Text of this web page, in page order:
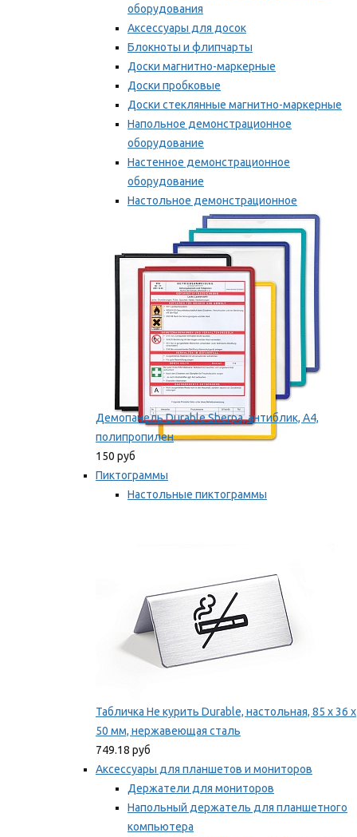
оборудования
Аксессуары для досок
Блокноты и флипчарты
Доски магнитно-маркерные
Доски пробковые
Доски стеклянные магнитно-маркерные
Напольное демонстрационное
оборудование
Настенное демонстрационное
оборудование
Настольное демонстрационное
оборудование
Мы рекомендуем
Демопанель Durable Sherpa, антиблик, А4,
полипропилен
150 руб
Пиктограммы
Настольные пиктограммы
Табличка Не курить Durable, настольная, 85 x 36 x
50 мм, нержавеющая сталь
749.18 руб
Аксессуары для планшетов и мониторов
Держатели для мониторов
Напольный держатель для планшетного
компьютера